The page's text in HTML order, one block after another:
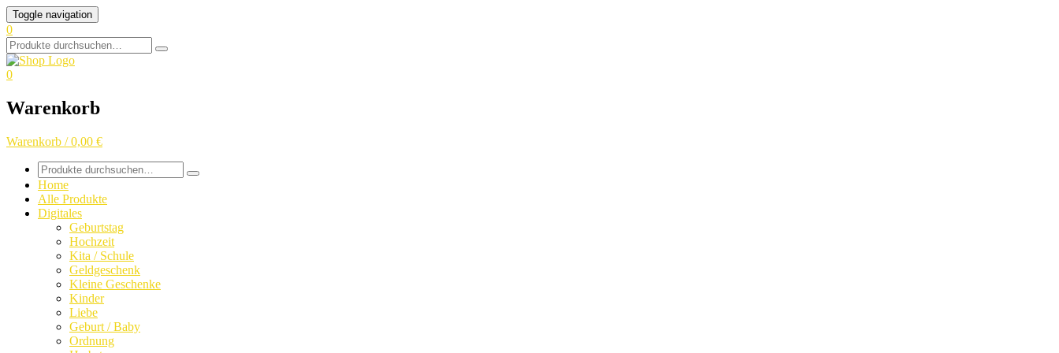
Skip
to
content
Toggle navigation
0
Search
for:
0
Warenkorb
Warenkorb / 0,00 €
Search
for:
Home
Alle Produkte
Digitales
Geburtstag
Hochzeit
Kita / Schule
Geldgeschenk
Kleine Geschenke
Kinder
Liebe
Geburt / Baby
Ordnung